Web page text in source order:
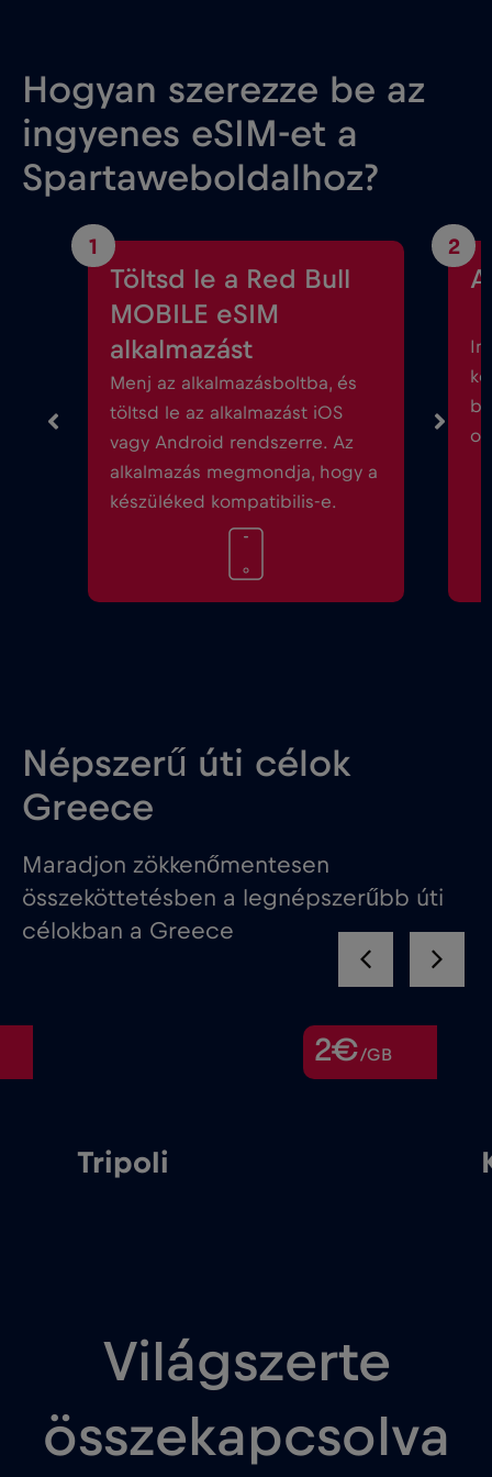
Hogyan szerezze be az
ingyenes eSIM-et a
Spartaweboldalhoz?
1
Töltsd le a Red Bull
MOBILE eSIM
alkalmazást
Menj az alkalmazásboltba, és
töltsd le az alkalmazást iOS
vagy Android rendszerre. Az
alkalmazás megmondja, hogy a
készüléked kompatibilis-e.
2
Népszerű úti célok
Greece
Maradjon zökkenőmentesen
összeköttetésben a legnépszerűbb úti
célokban a Greece
2€/GB
Tripoli
Világszerte
összekapcsolva